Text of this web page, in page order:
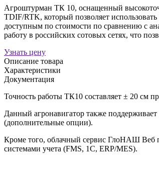
Агроштурман ТК 10, оснащенный
TDIF/RTK, который позволяет
доступным по стоимости по сравнению с
работу в российских сотовых сетях, что
Узнать цену
Описание товара
Характеристики
Документация
Точность работы ТК10 составляет ± 20 см
Данный агронавигатор также
(дополнительные опции).
Кроме того, облачный сервис ГлоНАШ Веб
системами учета (FMS, 1С, ERP/MES).